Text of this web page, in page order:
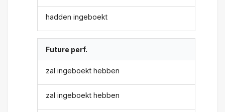
hadden ingeboekt
Future perf.
zal ingeboekt hebben
zal ingeboekt hebben